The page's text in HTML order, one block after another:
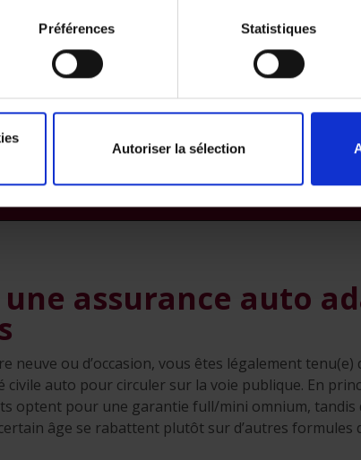
Préférences Statistiques
Autoriser la sélection
LPG si le véhicule en est équipé.
importez un véhicule de l’étranger, vous devez
mentionnés ci-dessus afin que votre achat fasse
que vous recevez en langue étrangère de la part de
traduction desdits documents dans l’une des
pas à exclure.
assurance auto
neuve ou d’occasion, vous êtes légalement tenu(e)
civile auto pour circuler sur la voie publique. En
optent pour une garantie full/mini omnium, tandis
âge se rabattent plutôt sur d’autres formules